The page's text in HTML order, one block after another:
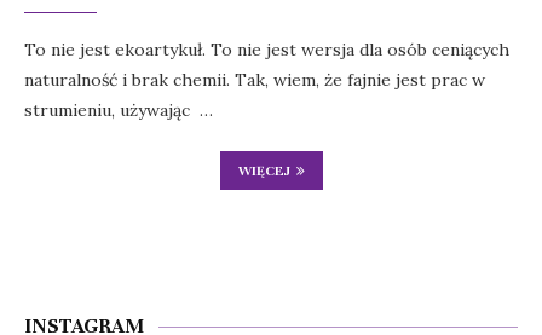
To nie jest ekoartykuł. To nie jest wersja dla osób ceniących
naturalność i brak chemii. Tak, wiem, że fajnie jest prac w
strumieniu, używając …
WIĘCEJ
INSTAGRAM